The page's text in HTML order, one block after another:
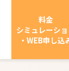
料金
シミュレーシ
・WEB申し込